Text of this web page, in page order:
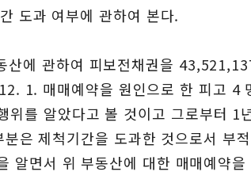
도과 여부에 관하여 본다.
에 관하여 피보전채권을
1. 매매예약을 원인으로 한 피고 4
를 알았다고 볼 것이고 그로부터 1
은 제척기간을 도과한 것으로서 부
알면서 위 부동산에 대한 매매예약